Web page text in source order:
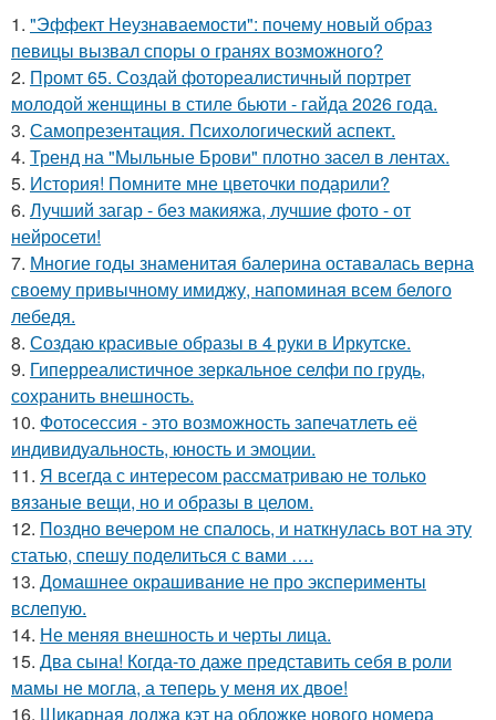
1. "Эффект Неузнаваемости": почему новый образ
певицы вызвал споры о гранях возможного?
2. Промт 65. Создай фотореалистичный портрет
молодой женщины в стиле бьюти - гайда 2026 года.
3. Самопрезентация. Психологический аспект.
4. Тренд на "Мыльные Брови" плотно засел в лентах.
5. История! Помните мне цветочки подарили?
6. Лучший загар - без макияжа, лучшие фото - от
нейросети!
7. Многие годы знаменитая балерина оставалась верна
своему привычному имиджу, напоминая всем белого
лебедя.
8. Создаю красивые образы в 4 руки в Иркутске.
9. Гиперреалистичное зеркальное селфи по грудь,
сохранить внешность.
10. Фотосессия - это возможность запечатлеть её
индивидуальность, юность и эмоции.
11. Я всегда с интересом рассматриваю не только
вязаные вещи, но и образы в целом.
12. Поздно вечером не спалось, и наткнулась вот на эту
статью, спешу поделиться с вами ….
13. Домашнее окрашивание не про эксперименты
вслепую.
14. Не меняя внешность и черты лица.
15. Два сына! Когда-то даже представить себя в роли
мамы не могла, а теперь у меня их двое!
16. Шикарная доджа кэт на обложке нового номера